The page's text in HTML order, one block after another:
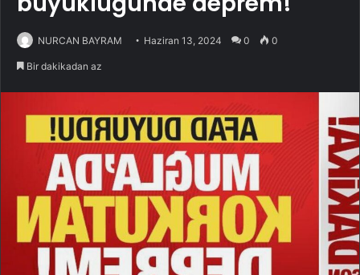
NURCAN BAYRAM Haziran 13, 2024 0 0
Bir dakikadan az